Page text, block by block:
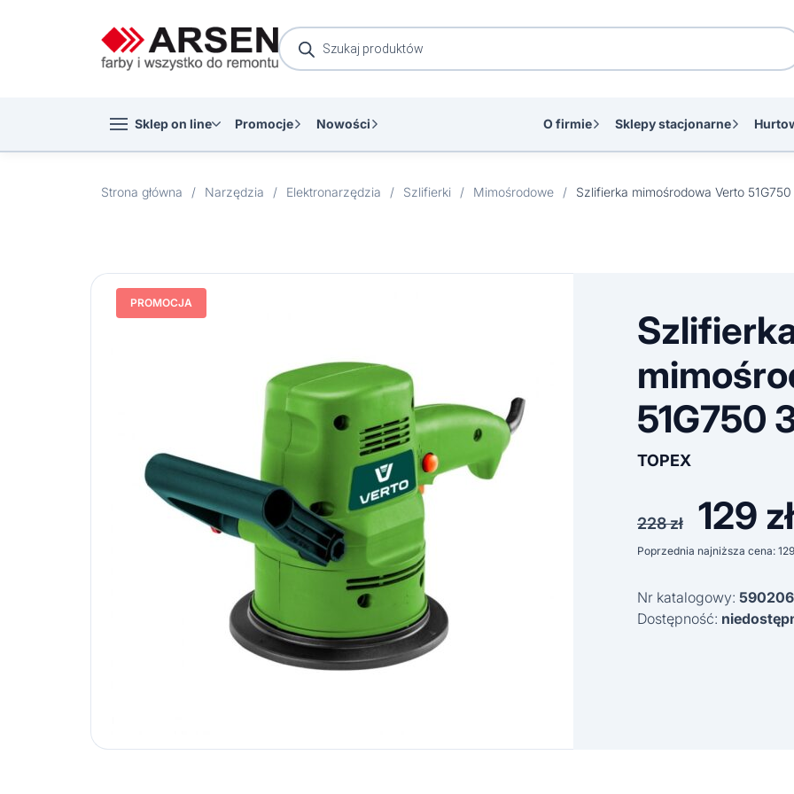
Wyszukiwarka
produktów
Sklep on line Promocje Nowości O firmie Sklepy stacjonarne
Strona główna / Narzędzia / Elektronarzędzia / Szlifierki / Mimośrodowe /
PROMOCJA
51G750
TOPEX
228zł
cena
228 zł.
129 zł
Poprzednia najniższa cena: 129
Nr katalogowy:
Dostępność: